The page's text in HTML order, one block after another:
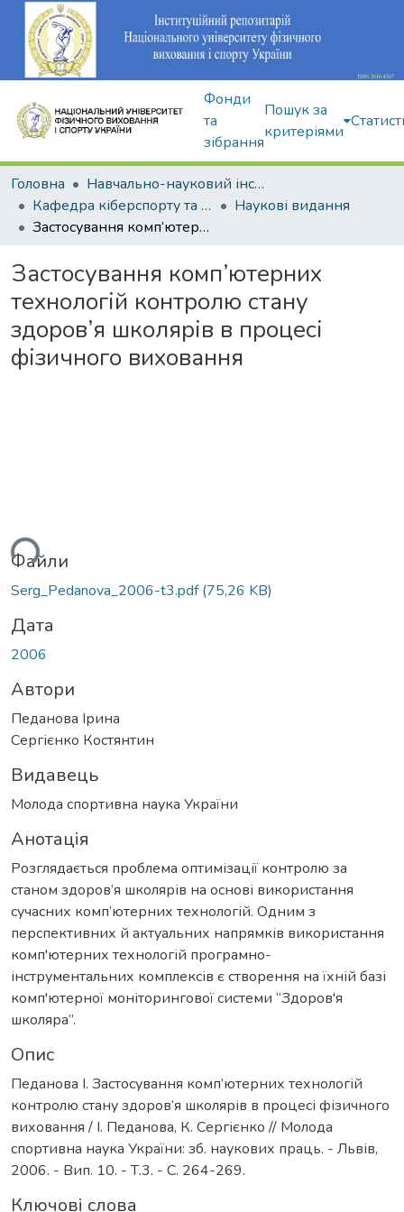
Фонди
та
зібрання
Пошук за
критеріями
Головна
Навчально-науковий інститут здоров'я, реабілітації та фізичного виховання
Кафедра кіберспорту та інформаційних технологій
Наукові видання
Застосування комп’ютерних технологій контролю стану здоров’я школярів в процесі фізичного виховання
Застосування комп’ютерних
технологій контролю стану
здоров’я школярів в процесі
фізичного виховання
Файли
Serg_Pedanova_2006-t3.pdf(75,26 KB)
Дата
2006
Автори
Педанова Ірина
Сергієнко Костянтин
Видавець
Молода спортивна наука України
Анотація
Розглядається проблема оптимізації контролю за
станом здоров’я школярів на основі використання
сучасних комп’ютерних технологій. Одним з
перспективних й актуальних напрямків використання
комп'ютерних технологій програмно-
інструментальних комплексів є створення на їхній базі
комп'ютерної моніторингової системи “Здоров'я
школяра”.
Опис
Педанова І. Застосування комп’ютерних технологій
контролю стану здоров’я школярів в процесі фізичного
виховання / І. Педанова, К. Сергієнко // Молода
спортивна наука України: зб. наукових праць. - Львів,
2006. - Вип. 10. - Т.3. - С. 264-269.
Ключові слова